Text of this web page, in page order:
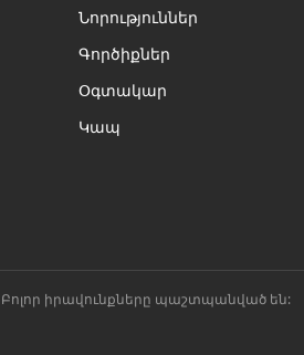
Նորություններ
Գործիքներ
Օգտակար
Կապ
իրավունքները պաշտպանված են: